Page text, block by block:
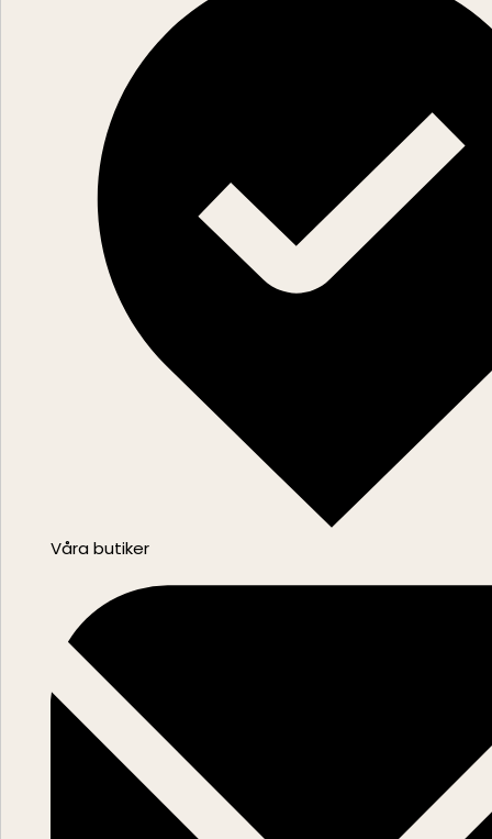
Våra butiker